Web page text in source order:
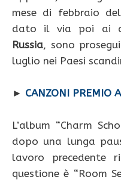
mese di febbraio
dato il via poi ai
Russia, sono
luglio nei Paesi
► CANZONI PREMIO
L’album “Charm
dopo una lunga
lavoro precedente
questione è “Room